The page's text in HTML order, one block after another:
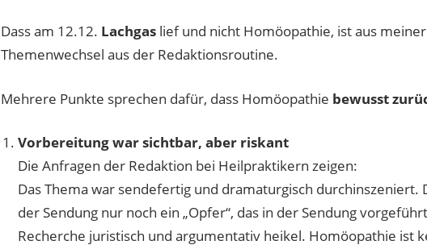
Dass am 12.12. Lachgaslief und nicht Homöopathie, ist aus
Themenwechsel aus der Redaktionsroutine.
Mehrere Punkte sprechen dafür, dass Homöopathie bewusst
Vorbereitung war sichtbar, aber riskant
Die Anfragen der Redaktion bei Heilpraktikern zeigen:
Das Thema war sendefertig und dramaturgisch durchinszeniert.
der Sendung nur noch ein „Opfer“, das in der Sendung
Recherche juristisch und argumentativ heikel. Homöopathie ist